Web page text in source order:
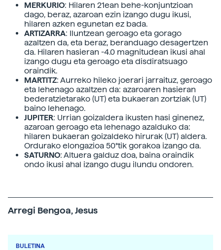
MERKURIO: Hilaren 21ean behe-konjuntzioan
dago, beraz, azaroan ezin izango dugu ikusi,
hilaren azken egunetan ez bada.
ARTIZARRA: Iluntzean geroago eta gorago
azaltzen da, eta beraz, beranduago desagertzen
da. Hilaren hasieran -4.0 magnitudean ikusi ahal
izango dugu eta geroago eta disdiratsuago
oraindik.
MARTITZ: Aurreko hileko joerari jarraituz, geroago
eta lehenago azaltzen da: azaroaren hasieran
bederatzietarako (UT) eta bukaeran zortziak (UT)
baino lehenago.
JUPITER: Urrian goizaldera ikusten hasi ginenez,
azaroan geroago eta lehenago azalduko da:
hilaren bukaeran goizaldeko hirurak (UT) aldera.
Ordurako elongazioa 50°tik gorakoa izango da.
SATURNO: Altuera galduz doa, baina oraindik
ondo ikusi ahal izango dugu ilundu ondoren.
Arregi Bengoa, Jesus
BULETINA